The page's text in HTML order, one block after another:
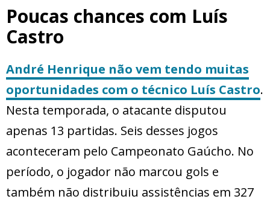
Poucas chances com Luís
Castro
André Henrique não vem tendo muitas
oportunidades com o técnico Luís Castro.
Nesta temporada, o atacante disputou
apenas 13 partidas. Seis desses jogos
aconteceram pelo Campeonato Gaúcho. No
período, o jogador não marcou gols e
também não distribuiu assistências em 327